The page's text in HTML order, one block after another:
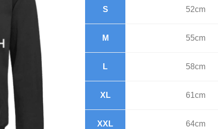
S 52cm
M 55cm
L 58cm
XL 61cm
XXL 64cm